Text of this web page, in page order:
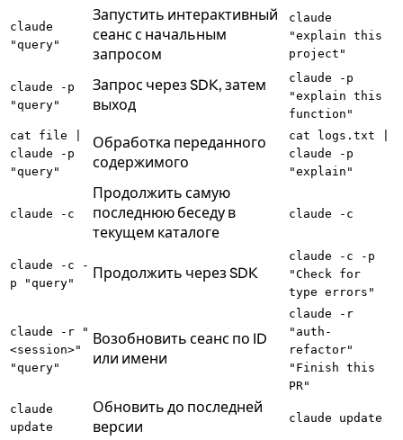
claude
"query"
Запустить интерактивный
сеанс с начальным
запросом
claude
"explain this
project"
claude -p
"query"
Запрос через SDK, затем
выход
claude -p
"explain this
function"
cat file |
claude -p
"query"
Обработка переданного
содержимого
cat logs.txt |
claude -p
"explain"
claude -c
Продолжить самую
последнюю беседу в
текущем каталоге
claude -c
claude -c -
p "query"
Продолжить через SDK
claude -c -p
"Check for
type errors"
claude -r "
<session>"
"query"
Возобновить сеанс по ID
или имени
claude -r
"auth-
refactor"
"Finish this
PR"
claude
update
Обновить до последней
версии
claude update